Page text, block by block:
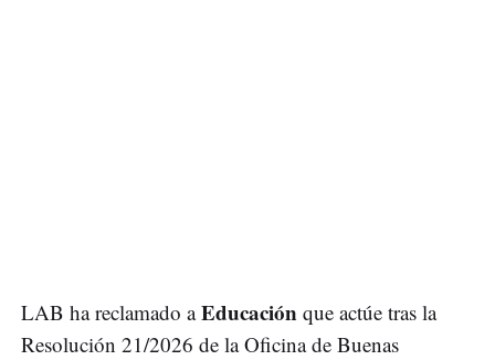
LAB ha reclamado aEducación que actúe tras la
Resolución 21/2026 de la Oficina de Buenas